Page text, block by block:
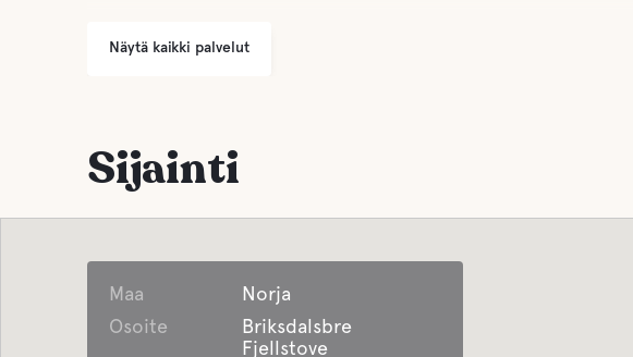
Näytä kaikki palvelut
Sijainti
Maa
Norja
Osoite
Briksdalsbre
Fjellstove